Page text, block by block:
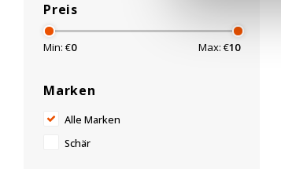
Preis
Min: €0 Max: €10
Marken
Alle Marken
Schär